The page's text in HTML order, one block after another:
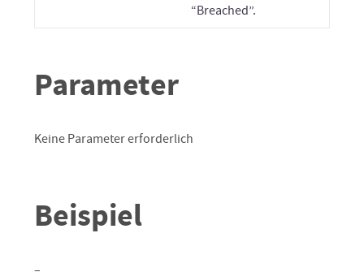
“Breached”.
Parameter
Keine Parameter erforderlich
Beispiel